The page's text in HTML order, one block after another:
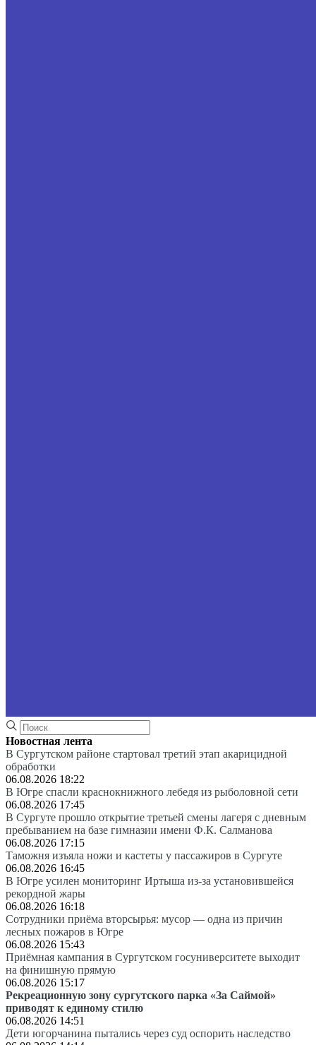
Новостная лента
В Сургутском районе стартовал третий этап акарицидной
обработки
06.08.2026 18:22
В Югре спасли краснокнижного лебедя из рыболовной сети
06.08.2026 17:45
В Сургуте прошло открытие третьей смены лагеря с дневным
пребыванием на базе гимназии имени Ф.К. Салманова
06.08.2026 17:15
Таможня изъяла ножи и кастеты у пассажиров в Сургуте
06.08.2026 16:45
В Югре усилен мониторинг Иртыша из-за установившейся
рекордной жары
06.08.2026 16:18
Сотрудники приёма вторсырья: мусор — одна из причин
лесных пожаров в Югре
06.08.2026 15:43
Приёмная кампания в Сургутском госуниверситете выходит
на финишную прямую
06.08.2026 15:17
Рекреационную зону сургутского парка «За Саймой»
приводят к единому стилю
06.08.2026 14:51
Дети югорчанина пытались через суд оспорить наследство